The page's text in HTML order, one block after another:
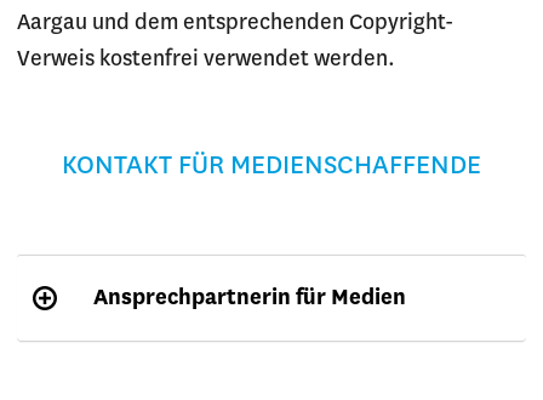
Aargau und dem entsprechenden Copyright-
Verweis kostenfrei verwendet werden.
KONTAKT FÜR MEDIENSCHAFFENDE
Ansprechpartnerin für Medien